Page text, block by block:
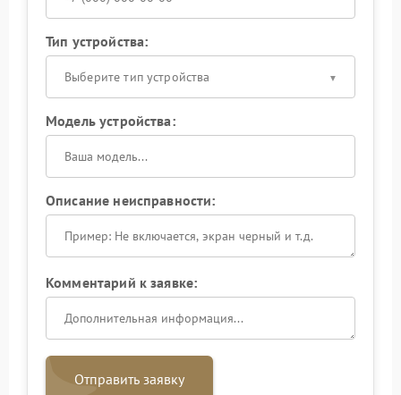
Тип устройства:
Выберите тип устройства
Модель устройства:
Описание неисправности:
Комментарий к заявке:
Отправить заявку